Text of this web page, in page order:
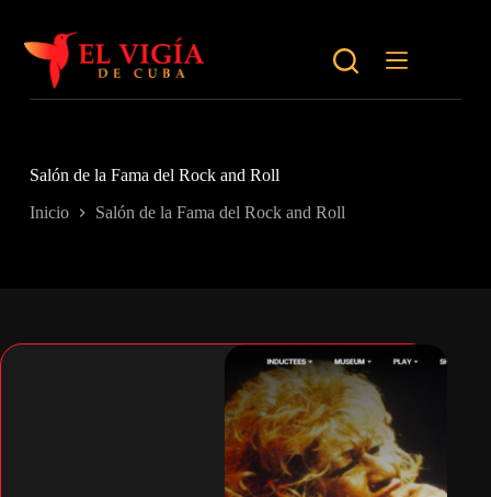
contenido
Salón de la Fama del Rock and Roll
Inicio Salón de la Fama del Rock and Roll